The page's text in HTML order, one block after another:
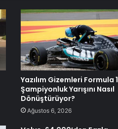
Yazılım Gizemleri Formula 1
Şampiyonluk Yarışını Nasıl
Dönüştürüyor?
Ağustos 6, 2026